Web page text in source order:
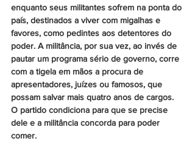
enquanto seus militantes sofrem na ponta do
país, destinados a viver com migalhas e
favores, como pedintes aos detentores do
poder. A militância, por sua vez, ao invés de
pautar um programa sério de governo, corre
com a tigela em mãos a procura de
apresentadores, juízes ou famosos, que
possam salvar mais quatro anos de cargos.
O partido condiciona para que se precise
dele e a militância concorda para poder
comer.